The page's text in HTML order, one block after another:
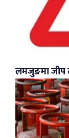
लमजुङमा जीप